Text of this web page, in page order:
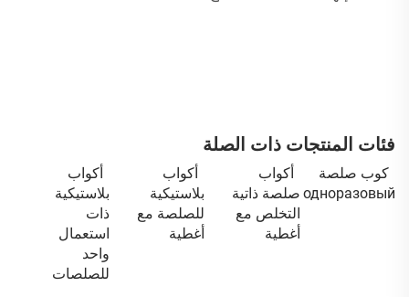
فئات المنتجات ذات الصلة
كوب صلصة
одноразовый
أكواب
صلصة ذاتية
التخلص مع
أغطية
أكواب
بلاستيكية
للصلصة مع
أغطية
أكواب
بلاستيكية
ذات
استعمال
واحد
للصلصات